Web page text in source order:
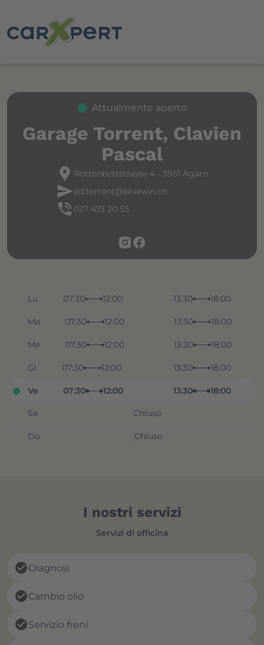
Attualmente aperto
Garage Torrent, Clavien
Pascal
location_pin Rottenbettstrasse 4 - 3951 Agarn
sendad.torrent@bluewin.ch
phone_in_talk 027 473 20 55
Lu 07:30 12:00 13:30 18:00
Ma 07:30 12:00 13:30 18:00
Me 07:30 12:00 13:30 18:00
Gi 07:30 12:00 13:30 18:00
Ve 07:30 12:00 13:30 18:00
Sa Chiuso
Do Chiuso
I nostri servizi
Servizi di officina
check_circle Diagnosi
check_circleCambio olio
check_circleServizio freni